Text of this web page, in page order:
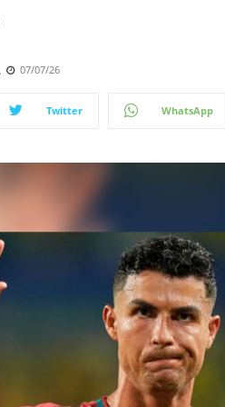
07/07/26
Twitter WhatsApp